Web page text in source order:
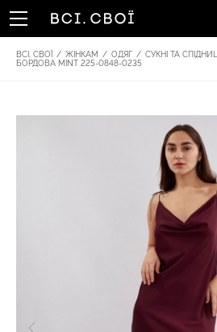
ВСІ. СВОЇ / ЖІНКАМ / ОДЯГ / СУКНІ ТА СПІДНИЦІ
БОРДОВА MINT 225-0848-0235